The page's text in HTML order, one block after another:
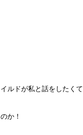
ルドが私と話をしたくて
か！